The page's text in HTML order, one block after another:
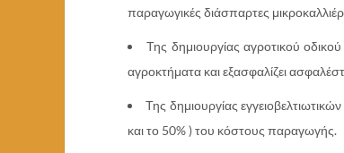
παραγωγικές διάσπαρτες
Της δημιουργίας αγροτικού
αγροκτήματα και εξασφαλίζει
Της δημιουργίας
και το 50% ) του κόστους παραγωγής.